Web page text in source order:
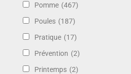
Pomme (467)
Poules (187)
Pratique (17)
Prévention (2)
Printemps (2)